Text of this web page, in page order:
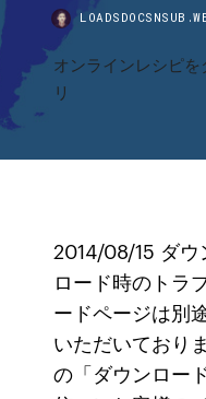
オンラインレシピ
リ
2014/08/15 ダウ
ロード時のトラ
ードページは別
いただいており
の「ダウンロー